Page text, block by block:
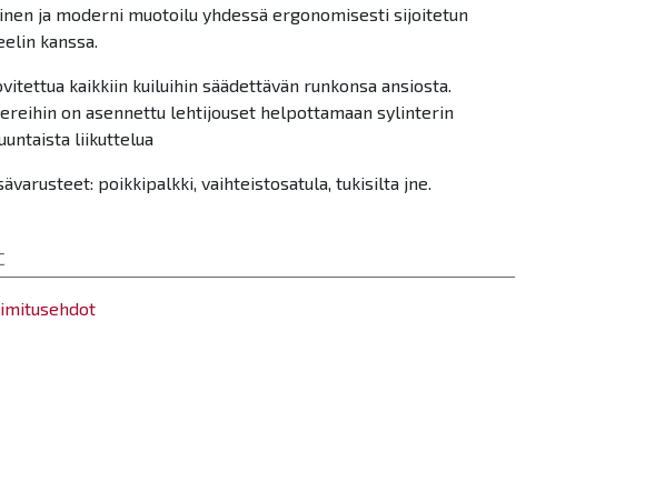
ja moderni muotoilu yhdessä ergonomisesti sijoitetun
kanssa.
kaikkiin kuiluihin säädettävän runkonsa ansiosta.
on asennettu lehtijouset helpottamaan sylinterin
liikuttelua
poikkipalkki, vaihteistosatula, tukisilta jne.